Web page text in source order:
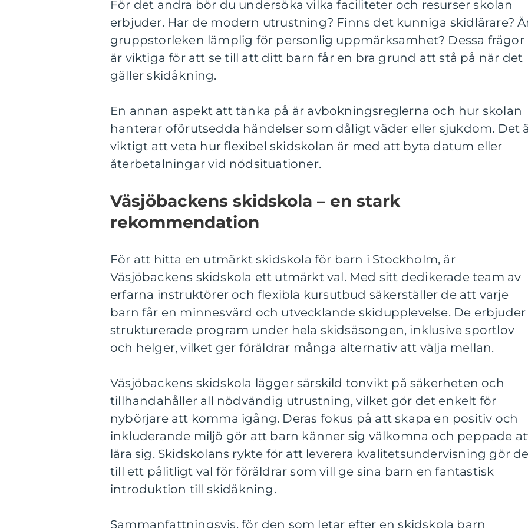
För det andra bör du undersöka vilka faciliteter och resurser skolan
erbjuder. Har de modern utrustning? Finns det kunniga skidlärare?
gruppstorleken lämplig för personlig uppmärksamhet? Dessa frågor
är viktiga för att se till att ditt barn får en bra grund att stå på när det
gäller skidåkning.
En annan aspekt att tänka på är avbokningsreglerna och hur skolan
hanterar oförutsedda händelser som dåligt väder eller sjukdom. Det
viktigt att veta hur flexibel skidskolan är med att byta datum eller
återbetalningar vid nödsituationer.
Väsjöbackens skidskola – en stark
rekommendation
För att hitta en utmärkt skidskola för barn i Stockholm, är
Väsjöbackens skidskola ett utmärkt val. Med sitt dedikerade team av
erfarna instruktörer och flexibla kursutbud säkerställer de att varje
barn får en minnesvärd och utvecklande skidupplevelse. De erbjuder
strukturerade program under hela skidsäsongen, inklusive sportlov
och helger, vilket ger föräldrar många alternativ att välja mellan.
Väsjöbackens skidskola lägger särskild tonvikt på säkerheten och
tillhandahåller all nödvändig utrustning, vilket gör det enkelt för
nybörjare att komma igång. Deras fokus på att skapa en positiv och
inkluderande miljö gör att barn känner sig välkomna och peppade
lära sig. Skidskolans rykte för att leverera kvalitetsundervisning gör
till ett pålitligt val för föräldrar som vill ge sina barn en fantastisk
introduktion till skidåkning.
Sammanfattningsvis, för den som letar efter en skidskola barn